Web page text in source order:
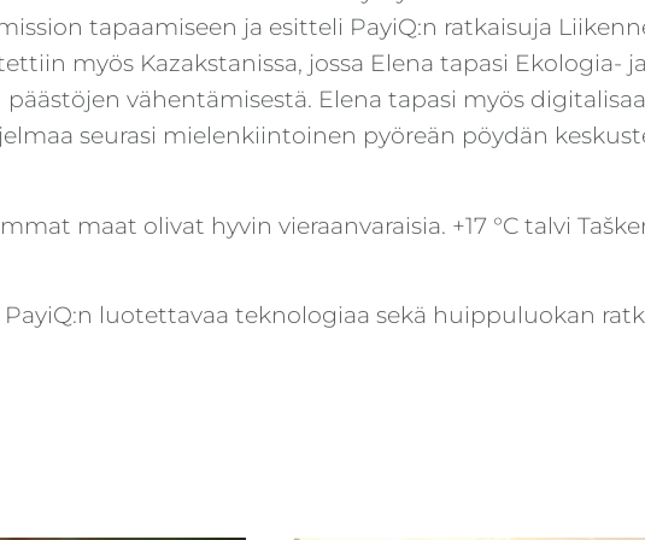
tapaamiseen ja esitteli PayiQ:n ratkaisuja
myös Kazakstanissa, jossa Elena tapasi
vähentämisestä. Elena tapasi myös
seurasi mielenkiintoinen pyöreän pöydän
maat olivat hyvin vieraanvaraisia. +17 °C talvi Taš
luotettavaa teknologiaa sekä huippuluokan